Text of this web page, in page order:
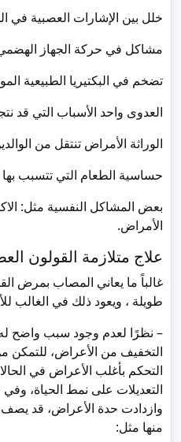
خلل بين الإشارات العصبية في
مشاكل في حركة الجهاز
تضخم في البكتيريا الطبيعية
العدوى واحد الأسباب التي قد
الوراثة الأمراض تنتقل من
حساسية الطعام التي تتسبب
بعض المشاكل النفسية مثل:
الأمراض.
علاج متلازمة القولون
غالباً ما يعاني المصاب بمرض
طويلة ، ويعود ذلك في الغالب
– نظرًا لعدم وجود سبب واضح له،
التخفيف من الأعراض، للتمكن
التحكم بأغلب الأعراض في
التعديلات على نمط الحياة،
وازدادت حدة الأعراض، قد
منها مثل: